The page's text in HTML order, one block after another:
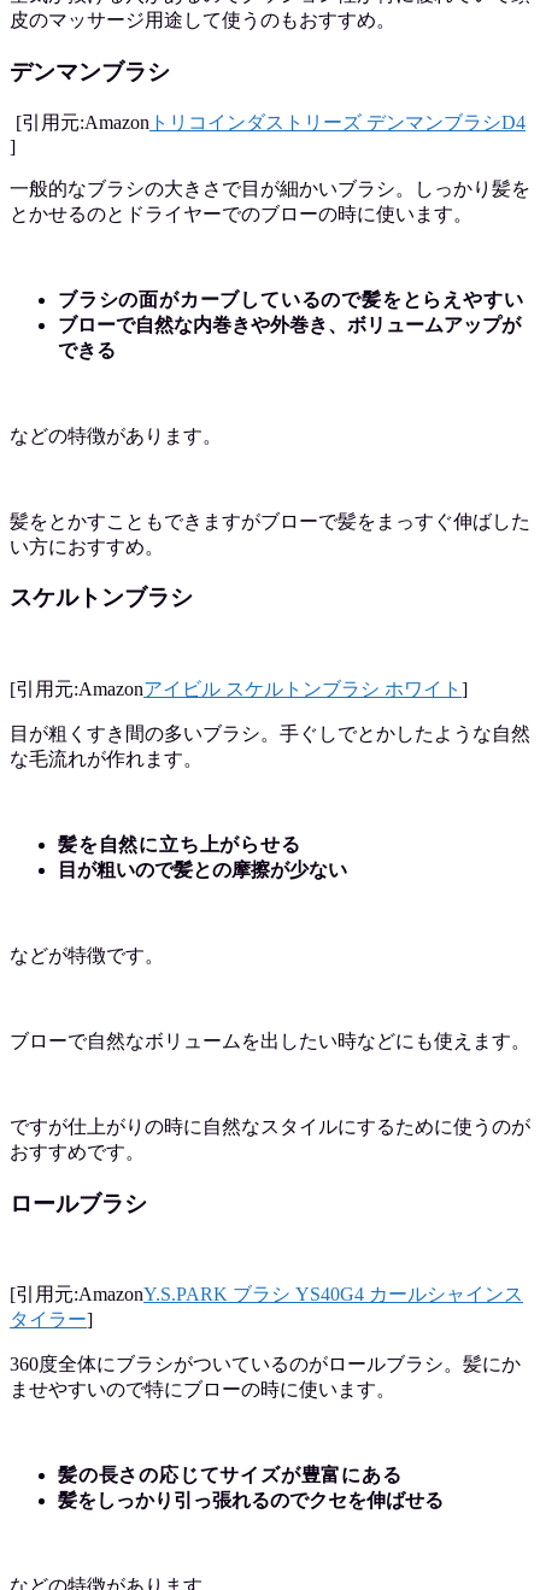
皮のマッサージ用途して使うのもおすすめ。
デンマンブラシ
[引用元:Amazon トリコインダストリーズ デンマンブラシD4
]
一般的なブラシの大きさで目が細かいブラシ。しっかり髪を
とかせるのとドライヤーでのブローの時に使います。
ブラシの面がカーブしているので髪をとらえやすい
ブローで自然な内巻きや外巻き、ボリュームアップが
できる
などの特徴があります。
髪をとかすこともできますがブローで髪をまっすぐ伸ばした
い方におすすめ。
スケルトンブラシ
[引用元:Amazonアイビル スケルトンブラシ ホワイト ]
目が粗くすき間の多いブラシ。手ぐしでとかしたような自然
な毛流れが作れます。
髪を自然に立ち上がらせる
目が粗いので髪との摩擦が少ない
などが特徴です。
ブローで自然なボリュームを出したい時などにも使えます。
ですが仕上がりの時に自然なスタイルにするために使うのが
おすすめです。
ロールブラシ
[引用元:AmazonY.S.PARK ブラシ YS40G4 カールシャインス
タイラー]
360度全体にブラシがついているのがロールブラシ。髪にか
ませやすいので特にブローの時に使います。
髪の長さの応じてサイズが豊富にある
髪をしっかり引っ張れるのでクセを伸ばせる